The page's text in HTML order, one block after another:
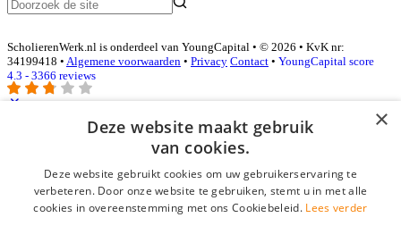
ScholierenWerk.nl is onderdeel van YoungCapital • © 2026 • KvK nr:
34199418 • Algemene voorwaarden • Privacy Contact • YoungCapital score
4.3 - 3366 reviews
Inloggen als bedrijf
E-mail*
Wachtwoord
×
Deze website maakt gebruik
van cookies.
Deze website gebruikt cookies om uw gebruikerservaring te
verbeteren. Door onze website te gebruiken, stemt u in met alle
cookies in overeenstemming met ons Cookiebeleid. Lees verder